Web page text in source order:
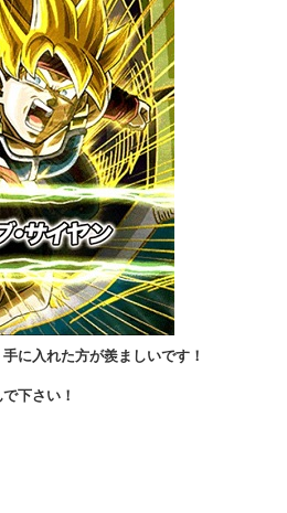
に入れた方が羨ましいです！
下さい！